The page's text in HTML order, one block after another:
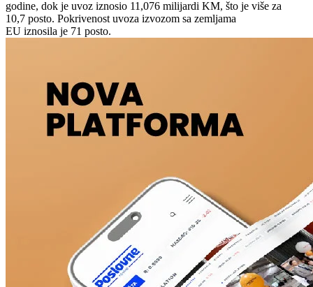
godine, dok je uvoz iznosio 11,076 milijardi KM, što je više za
10,7 posto. Pokrivenost uvoza izvozom sa zemljama
EU iznosila je 71 posto.